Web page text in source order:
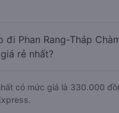
đi Phan Rang-Tháp
rẻ nhất?
có mức giá là 330.000